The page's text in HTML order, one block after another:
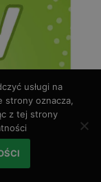
usługi na
strony oznacza,
z tej strony